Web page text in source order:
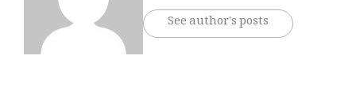
See author's posts